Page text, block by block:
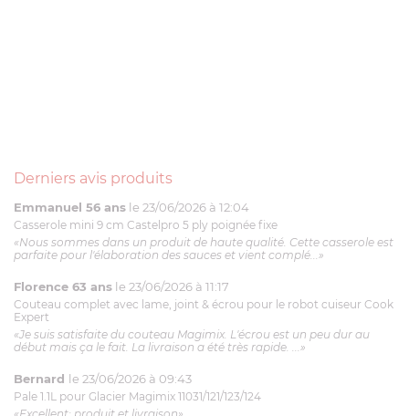
Derniers avis produits
Emmanuel 56 ans le 23/06/2026 à 12:04
Casserole mini 9 cm Castelpro 5 ply poignée fixe
«Nous sommes dans un produit de haute qualité. Cette casserole est
parfaite pour l'élaboration des sauces et vient complé...»
Florence 63 ans le 23/06/2026 à 11:17
Couteau complet avec lame, joint & écrou pour le robot cuiseur Cook
Expert
«Je suis satisfaite du couteau Magimix. L'écrou est un peu dur au
début mais ça le fait. La livraison a été très rapide. ...»
Bernard le 23/06/2026 à 09:43
Pale 1.1L pour Glacier Magimix 11031/121/123/124